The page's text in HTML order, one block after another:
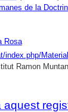
de la
Rosa
index.php/
Ramon
aquest